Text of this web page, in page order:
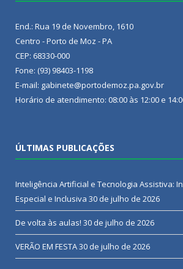
End.: Rua 19 de Novembro, 1610
Centro - Porto de Moz - PA
CEP: 68330-000
Fone: (93) 98403-1198
E-mail: gabinete@portodemoz.pa.gov.br
Horário de atendimento: 08:00 às 12:00 e
ÚLTIMAS PUBLICAÇÕES
Inteligência Artificial e Tecnologia Assistiva:
Especial e Inclusiva 30 de julho de 2026
De volta às aulas! 30 de julho de 2026
VERÃO EM FESTA30 de julho de 2026